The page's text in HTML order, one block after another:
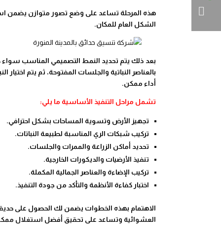
هذه المرحلة تساعد على وضع تصور متوازن يضمن
الشكل العام للمكان.
بعد ذلك يتم تحديد النمط التصميمي المناسب سواء
بالعناصر النباتية والجلسات المفتوحة، ثم يتم
أداء ممكن.
تشمل مراحل التنفيذ الأساسية ما يلي:
تجهيز الأرض وتسوية المساحات بشكل احترافي.
تركيب شبكات الري المناسبة لطبيعة النباتات.
تحديد أماكن الزراعة والممرات والجلسات.
تنفيذ الأرضيات والديكورات الخارجية.
تركيب الإضاءة والعناصر الجمالية المكملة.
اختبار كفاءة الأنظمة والتأكد من جودة التنفيذ.
الاهتمام بهذه الخطوات يضمن لك الحصول على
العشوائية وتساعد على تحقيق أفضل استغلال